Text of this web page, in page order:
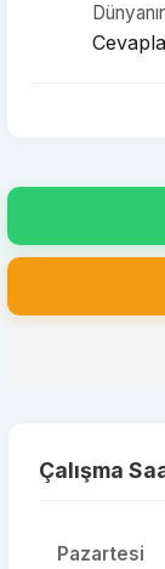
Cevapla
Çalışma
Pazartesi